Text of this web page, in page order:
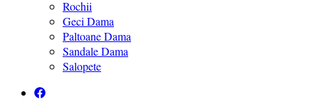
Rochii
Geci Dama
Paltoane Dama
Sandale Dama
Salopete